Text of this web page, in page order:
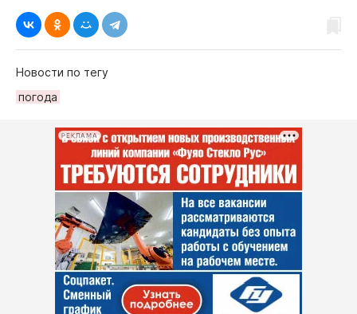
Новости по тегу
погода
РЕКЛАМА